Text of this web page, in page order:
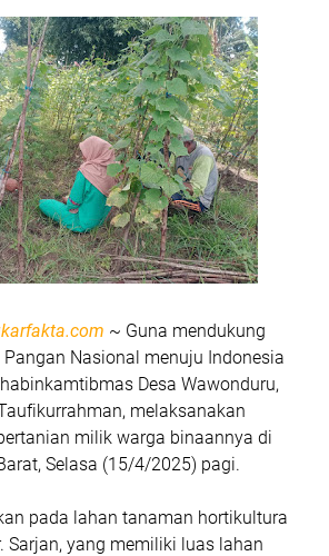
~ Guna mendukung
Nasional menuju Indonesia
Desa Wawonduru,
melaksanakan
milik warga binaannya di
Selasa (15/4/2025) pagi.
pada lahan tanaman hortikultura
Sarjan, yang memiliki luas lahan